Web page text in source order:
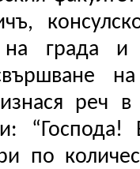
на града и
реч в
“Господа!
по